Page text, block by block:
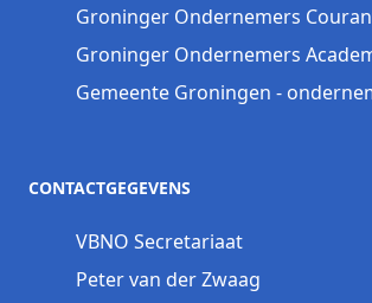
Groninger Ondernemers
Groninger Ondernemers
Gemeente Groningen -
CONTACTGEGEVENS
VBNO Secretariaat
Peter van der Zwaag